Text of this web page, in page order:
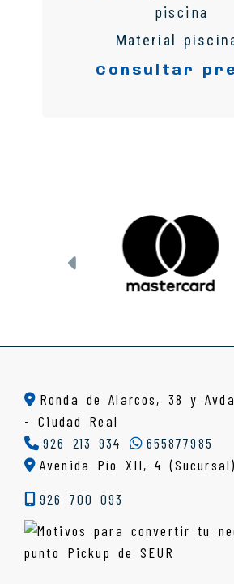
piscina
Material
Consultar
Anterior
- Ciudad Real
926 213 934
Avenida Pío XII, 4